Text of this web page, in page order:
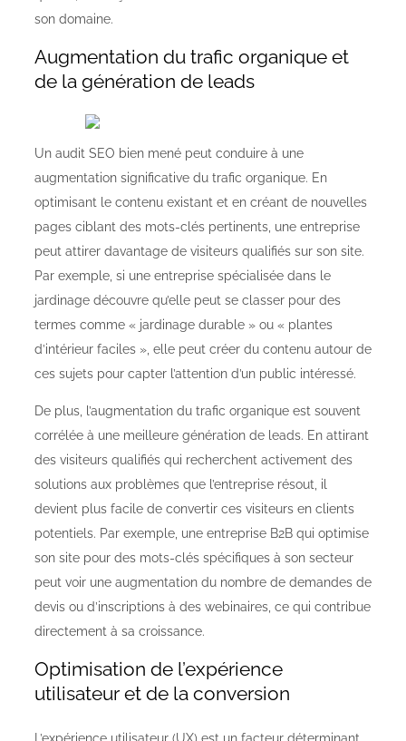
son domaine.
Augmentation du trafic organique et
de la génération de leads
Un audit SEO bien mené peut conduire à une
augmentation significative du trafic organique. En
optimisant le contenu existant et en créant de nouvelles
pages ciblant des mots-clés pertinents, une entreprise
peut attirer davantage de visiteurs qualifiés sur son site.
Par exemple, si une entreprise spécialisée dans le
jardinage découvre qu’elle peut se classer pour des
termes comme « jardinage durable » ou « plantes
d’intérieur faciles », elle peut créer du contenu autour de
ces sujets pour capter l’attention d’un public intéressé.
De plus, l’augmentation du trafic organique est souvent
corrélée à une meilleure génération de leads. En attirant
des visiteurs qualifiés qui recherchent activement des
solutions aux problèmes que l’entreprise résout, il
devient plus facile de convertir ces visiteurs en clients
potentiels. Par exemple, une entreprise B2B qui optimise
son site pour des mots-clés spécifiques à son secteur
peut voir une augmentation du nombre de demandes de
devis ou d’inscriptions à des webinaires, ce qui contribue
directement à sa croissance.
Optimisation de l’expérience
utilisateur et de la conversion